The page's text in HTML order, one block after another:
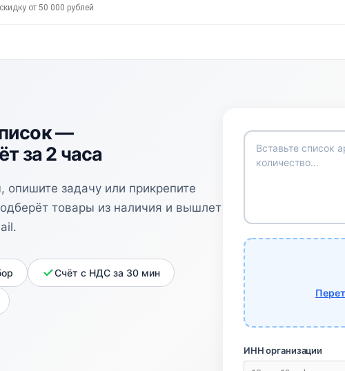
от 50 000 рублей
—
за 2 часа
опишите задачу или прикрепите
товары из наличия и вышлет
Счёт с НДС за 30 мин
ИНН организации